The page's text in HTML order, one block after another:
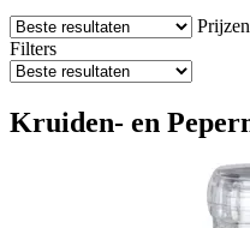
Prijzen
Filters
Kruiden- en